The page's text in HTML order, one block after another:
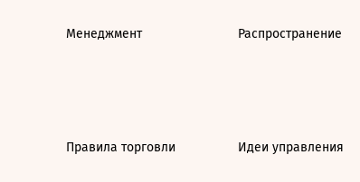
Менеджмент Распространение
Правила торговли Идеи управления